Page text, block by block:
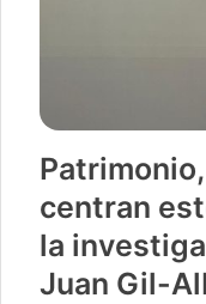
centran
la
Juan Gil-